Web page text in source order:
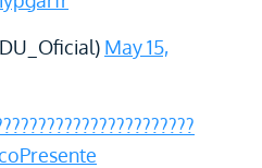
May 15,